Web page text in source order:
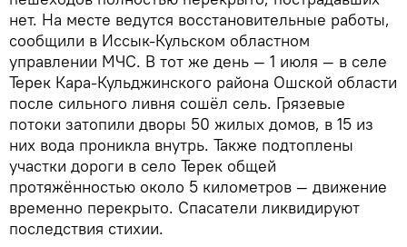
нет. На месте ведутся восстановительные работы,
сообщили в Иссык-Кульском областном
управлении МЧС. В тот же день — 1 июля — в селе
Терек Кара-Кульджинского района Ошской области
после сильного ливня сошёл сель. Грязевые
потоки затопили дворы 50 жилых домов, в 15 из
них вода проникла внутрь. Также подтоплены
участки дороги в село Терек общей
протяжённостью около 5 километров — движение
временно перекрыто. Спасатели ликвидируют
последствия стихии.